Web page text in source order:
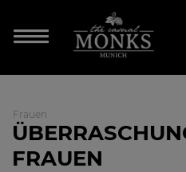
Frauen
FRAUEN